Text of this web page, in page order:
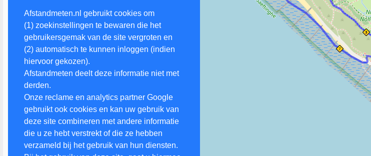
Afstandmeten.nl gebruikt cookies om
(1) zoekinstellingen te bewaren die het
gebruikersgemak van de site vergroten en
(2) automatisch te kunnen inloggen (indien
hiervoor gekozen).
Afstandmeten deelt deze informatie niet met
derden.
Onze reclame en analytics partner Google
gebruikt ook cookies en kan uw gebruik van
deze site combineren met andere informatie
die u ze hebt verstrekt of die ze hebben
verzameld bij het gebruik van hun diensten.